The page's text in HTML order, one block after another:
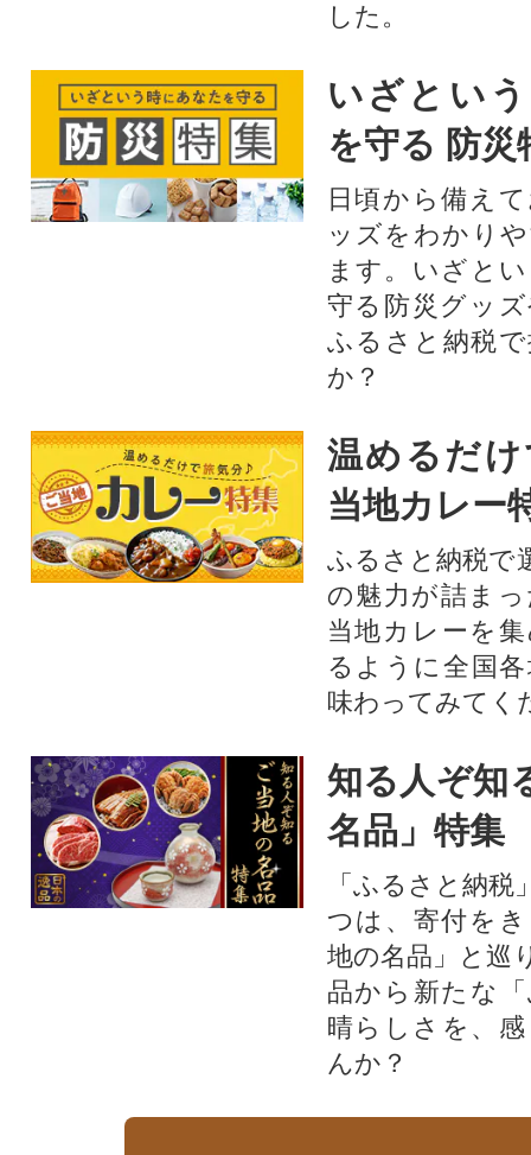
した。
いざとい
を守る 防災
日頃から備え
ッズをわかり
ます。いざと
守る防災グッ
ふるさと納税
か？
温めるだ
当地カレー
ふるさと納税で
の魅力が詰ま
当地カレーを
るように全国
味わってみてく
知る人ぞ知
名品」特集
「ふるさと納
つは、寄付を
地の名品」と巡
品から新たな
晴らしさを、
んか？